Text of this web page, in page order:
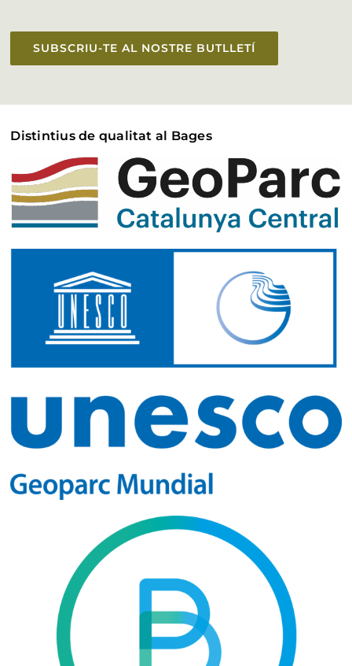
SUBSCRIU-TE AL NOSTRE BUTLLETÍ
Distintius de qualitat al Bages